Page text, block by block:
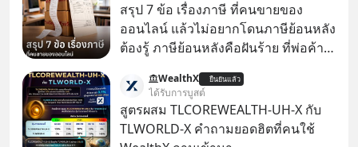
สรุป 7 ข้อ เรื่องภาษี ที่คนขายของ
ออนไลน์ แล้วไม่อยากโดนภาษีย้อนหลัง
ต้องรู้ ภาษีย้อนหลังคือฝันร้าย ที่พ่อค้า
WealthX ยืนยันแล้ว
ได้รับการบูสต์
สูตรผสม TLCOREWEALTH-UH-X กับ
TLWORLD-X คำถามยอดฮิตที่คนใช้